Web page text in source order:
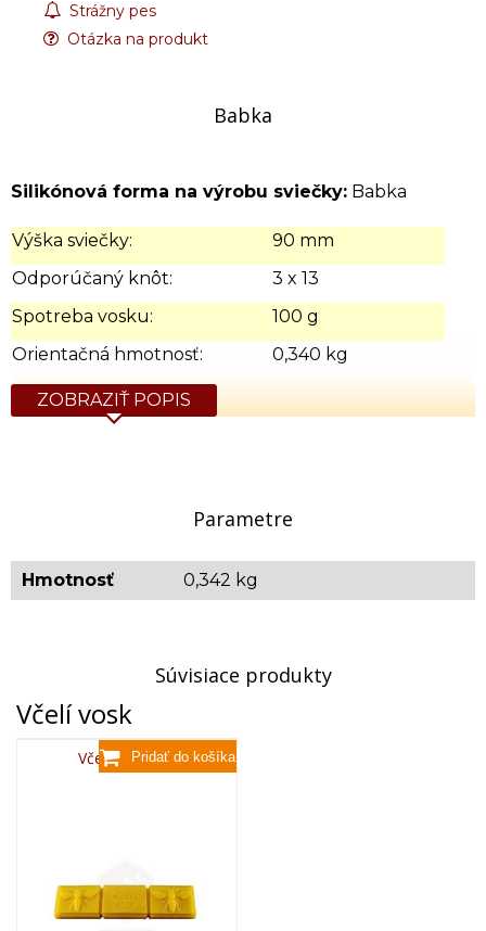
Strážny pes
Otázka na produkt
Babka
Silikónová forma na výrobu sviečky: Babka
Výška sviečky:
90 mm
Odporúčaný knôt:
3 x 13
Spotreba vosku:
100 g
Orientačná hmotnosť:
0,340 kg
ZOBRAZIŤ POPIS
Parametre
Hmotnosť 0,342 kg
Súvisiace produkty
Včelí vosk
Včelí vosk,80g